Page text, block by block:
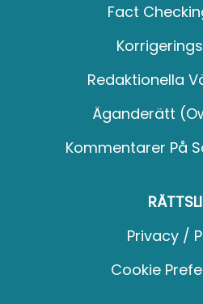
Fact
Redaktionella
Äganderätt
Kommentarer På
Privacy /
Cookie